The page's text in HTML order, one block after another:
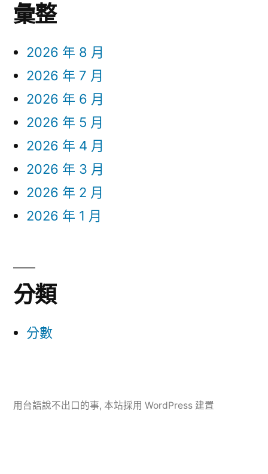
彙整
2026 年 8 月
2026 年 7 月
2026 年 6 月
2026 年 5 月
2026 年 4 月
2026 年 3 月
2026 年 2 月
2026 年 1 月
分類
分數
用台語說不出口的事, 本站採用 WordPress 建置